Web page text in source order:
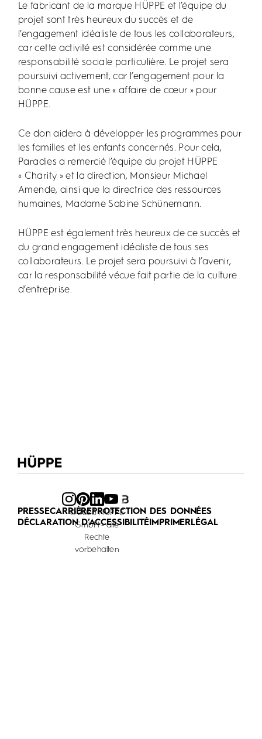
Le fabricant de la marque HÜPPE et l’équipe du
projet sont très heureux du succès et de
l’engagement idéaliste de tous les collaborateurs,
car cette activité est considérée comme une
responsabilité sociale particulière. Le projet sera
poursuivi activement, car l’engagement pour la
bonne cause est une « affaire de cœur » pour
HÜPPE.
Ce don aidera à développer les programmes pour
les familles et les enfants concernés. Pour cela,
Paradies a remercié l’équipe du projet HÜPPE
« Charity » et la direction, Monsieur Michael
Amende, ainsi que la directrice des ressources
humaines, Madame Sabine Schünemann.
HÜPPE est également très heureux de ce succès et
du grand engagement idéaliste de tous ses
collaborateurs. Le projet sera poursuivi à l’avenir,
car la responsabilité vécue fait partie de la culture
d’entreprise.
PRESSECARRIÈREPROTECTION DES DONNÉES
DÉCLARATION D’ACCESSIBILITÉIMPRIMERLÉGAL
© 2026 HÜPPE
GmbH - alle
Rechte
vorbehalten